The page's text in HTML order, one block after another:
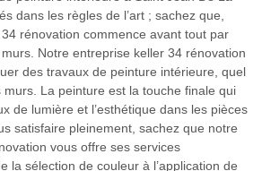
dans les règles de l’art ; sachez que,
rénovation commence avant tout par
Notre entreprise keller 34 rénovation
des travaux de peinture intérieure, quel
La peinture est la touche finale qui
de lumière et l’esthétique dans les pièces
satisfaire pleinement, sachez que notre
vous offre ses services
la sélection de couleur à l’application de